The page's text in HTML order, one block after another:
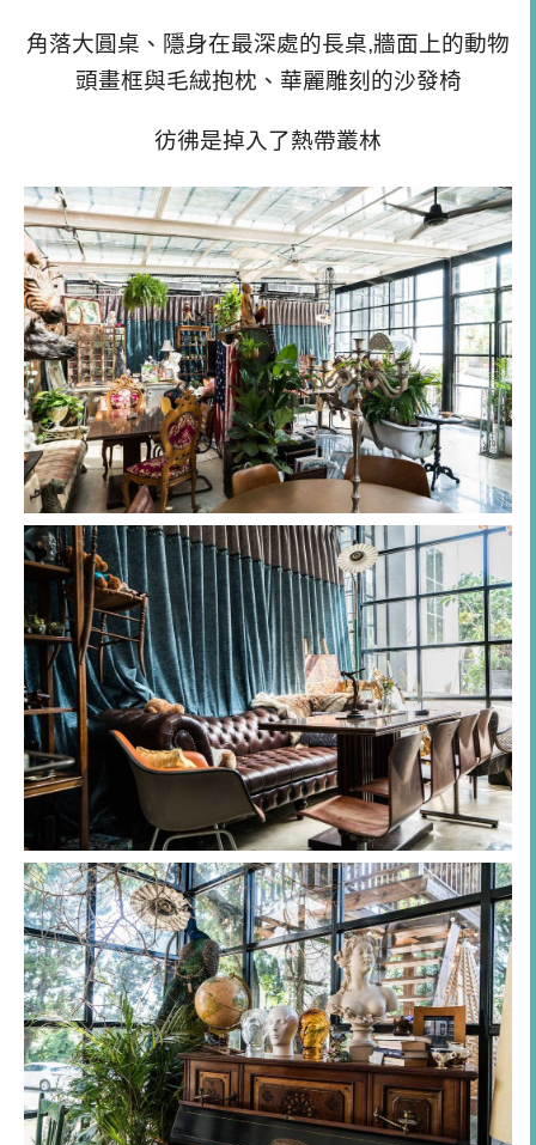
角落大圓桌、隱身在最深處的長桌,牆面上的動物
頭畫框與毛絨抱枕、華麗雕刻的沙發椅
彷彿是掉入了熱帶叢林